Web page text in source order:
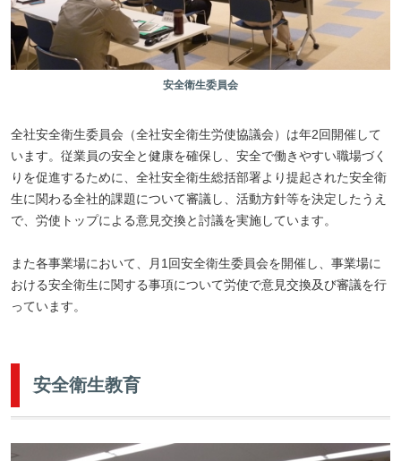
安全衛生委員会
全社安全衛生委員会（全社安全衛生労使協議会）は年2回開催して
います。従業員の安全と健康を確保し、安全で働きやすい職場づく
りを促進するために、全社安全衛生総括部署より提起された安全衛
生に関わる全社的課題について審議し、活動方針等を決定したうえ
で、労使トップによる意見交換と討議を実施しています。
また各事業場において、月1回安全衛生委員会を開催し、事業場に
おける安全衛生に関する事項について労使で意見交換及び審議を行
っています。
安全衛生教育